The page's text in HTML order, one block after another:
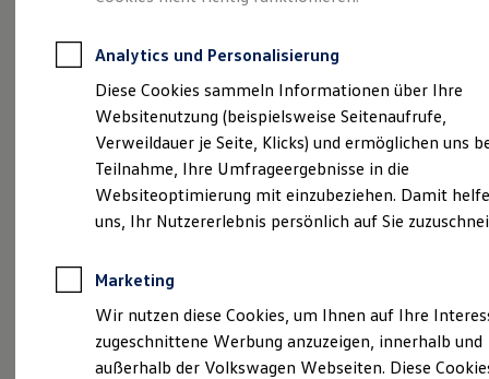
Leasing ohne Anzahlung
Autokredit mit Schlussrate
Versicherungen und Garantien
Kfz-Versicherung
Restschuldversicherungen
Garantien
Wartungsverträge
Geschäftskunden
Professional Class bei Volkswagen
Großkunden
Behörden
Anpfiff zum Gewinn
Elektroautos
ID. Tutorials
Elektrofahrzeugkonzepte
Impressum & Rechtliches)
Probefahrt vereinbaren
Analytics und Personalisierung
Diese Cookies sammeln Informationen über Ihre
Websitenutzung (beispielsweise Seitenaufrufe,
Verweildauer je Seite, Klicks) und ermöglichen uns
Teilnahme, Ihre Umfrageergebnisse in die
Websiteoptimierung mit einzubeziehen. Damit
uns, Ihr Nutzererlebnis persönlich auf Sie
Marketing
Wir nutzen diese Cookies, um Ihnen auf Ihre
zugeschnittene Werbung anzuzeigen, innerhalb und
außerhalb der Volkswagen Webseiten. Diese